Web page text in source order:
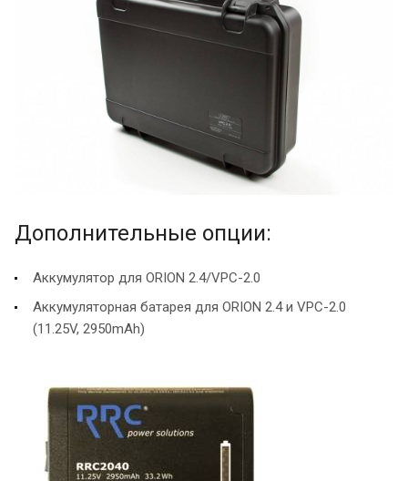
Дополнительные опции:
Аккумулятор для ORION 2.4/VPC-2.0
Аккумуляторная батарея для ORION 2.4 и VPC-2.0
(11.25V, 2950mAh)